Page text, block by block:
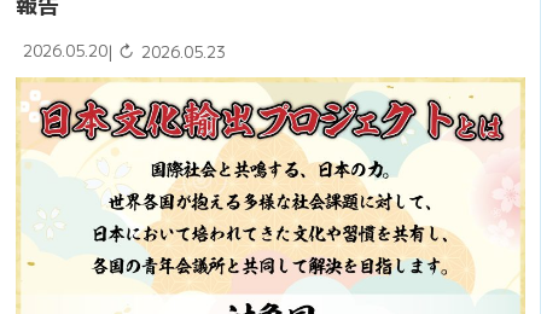
2026.05.20| ↻ 2026.05.23